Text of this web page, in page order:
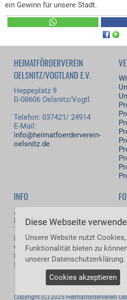
ein Gewinn für unsere Stadt.
HEIMATFÖRDERVEREIN
OELSNITZ/VOGTLAND E.V.
Heppeplatz 9
D-08606 Oelsnitz/Vogtl.
Telefon: 037421/ 24914
E-Mail:
info@heimatfoerderverein-
oelsnitz.de
INFO
Aktuelles
Download
Termine
Kontakt
Gästebuch
Datenschutz
Impressum
Copyright (C) 2025 Heimatförderverein
Diese Webseite
Unsere Website nutzt
Funktionalität bieten zu
unserer Datenschutzerklärung.
Cookies akzeptieren